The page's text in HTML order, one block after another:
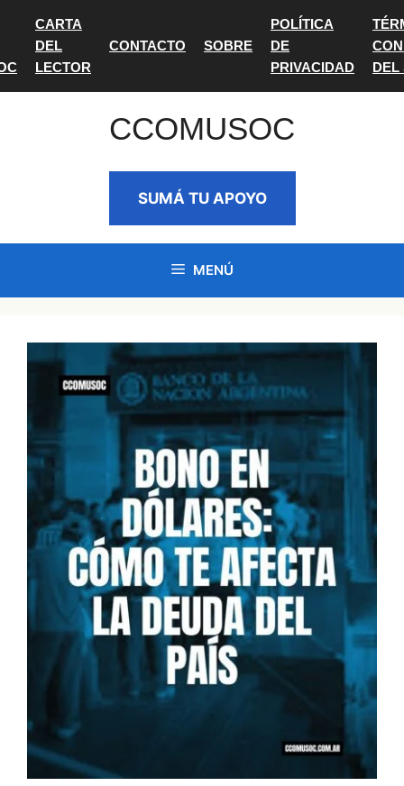
contenido
CARTA
DEL
LECTOR
CONTACTO SOBRE
POLÍTICA
DE
PRIVACIDAD
DEL
CCOMUSOC
SUMÁ TU APOYO
MENÚ